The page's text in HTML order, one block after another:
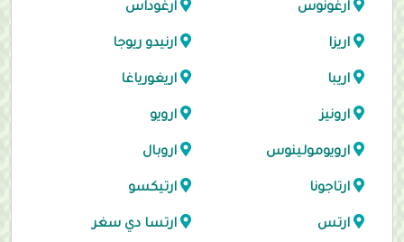
ارغونوس ارغوداس
اريزا ارنيدو ريوجا
اريبا اريغورياغا
ارونيز ارويو
ارويومولينوس اروبال
ارتاجونا ارتيكسو
ارتس ارتسا دي سغر